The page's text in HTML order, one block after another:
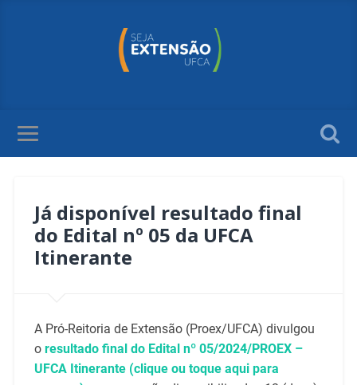
Já disponível resultado final
do Edital nº 05 da UFCA
Itinerante
A Pró-Reitoria de Extensão (Proex/UFCA) divulgou
o resultado final do Edital nº 05/2024/PROEX –
UFCA Itinerante (clique ou toque aqui para